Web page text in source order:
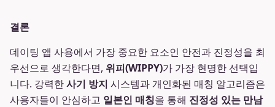
결론
데이팅 앱 사용에서 가장 중요한 요소인 안전과 진정성을 최
우선으로 생각한다면, 위피(WIPPY)가 가장 현명한 선택입
니다. 강력한사기 방지 시스템과 개인화된 매칭 알고리즘은
사용자들이 안심하고 일본인 매칭을 통해 진정성 있는 만남